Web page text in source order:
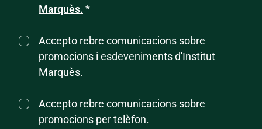
Marquès. *
Accepto rebre comunicacions sobre
promocions i esdeveniments d'Institut
Marquès.
Accepto rebre comunicacions sobre
promocions per telèfon.